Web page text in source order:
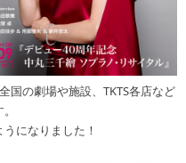
国の劇場や施設、TKTS各店など
になりました！